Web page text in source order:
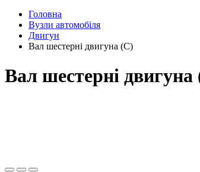
Головна
Вузли автомобіля
Двигун
Вал шестерні двигуна (С)
Вал шестерні